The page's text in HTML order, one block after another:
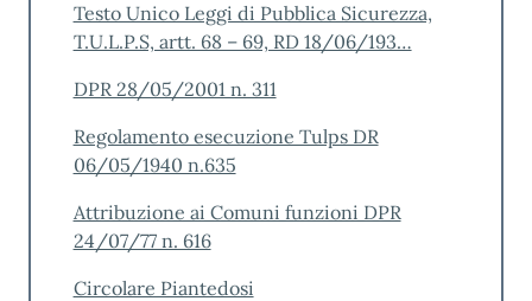
• Istituzione di un sistema informatico di
dichiarazione del turno lavorativo/riposo per
cartaceo attuale.
Suggerimenti e Reclami
SegnalaCi
Diffusione e
Testo Unico Leggi di Pubblica Sicurezza,
T.U.L.P.S, artt. 68 – 69, RD 18/06/193…
DPR 28/05/2001 n. 311
Regolamento esecuzione Tulps DR
06/05/1940 n.635
Attribuzione ai Comuni funzioni DPR
24/07/77 n. 616
Circolare Piantedosi